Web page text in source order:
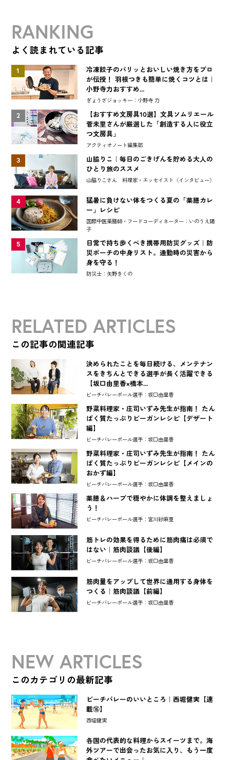
RANKING
よく読まれている記事
1
冷凍餃子のパリッとおいしい焼き方をプロ
が伝授！ 羽根つきも簡単に焼くコツとは｜
小野寺力おすすめ...
ぎょうざジョッキー：小野寺 力
2
【おすすめ文房具10選】文具ソムリエール
菅未里さんが厳選した「創造する人に役立
つ文房具」
アクティオノート編集部
3
山脇りこ｜毎日のごきげんを貯める大人の
ひとり旅のススメ
山脇りこさん 料理家・エッセイスト〈インタビュー〉
4
猛暑に負けない体をつくる夏の「薬膳カレ
ー」レシピ
国際中医薬膳師・フードコーディネーター：いのうえ陽
子
5
日常で持ち歩くべき携帯用防災グッズ｜防
災ポーチの中身リスト。通勤時の災害から
身を守る！
防災士：矢野きくの
RELATED ARTICLES
この記事の関連記事
決められたことを毎日続ける、メンテナン
スをきちんとできる選手が長く活躍できる
【坂口由里香×橋本...
ビーチバレーボール選手：坂口由里香
野菜料理家・庄司いずみ先生が指南！ たん
ぱく質たっぷりビーガンレシピ【デザート
編】
ビーチバレーボール選手：坂口由里香
野菜料理家・庄司いずみ先生が指南！ たん
ぱく質たっぷりビーガンレシピ【メインの
おかず編】
ビーチバレーボール選手：坂口由里香
薬膳＆ハーブで穏やかに体調を整えましょ
う！
ビーチバレーボール選手：宮川紗麻亜
筋トレの効果を得るために筋肉痛は必須で
はない｜筋肉談議【後編】
ビーチバレーボール選手：坂口由里香
筋肉量をアップして世界に通用する身体を
つくる｜筋肉談議【前編】
ビーチバレーボール選手：坂口由里香
NEW ARTICLES
このカテゴリの最新記事
ビーチバレーのいいところ｜西堀健実【連
載⑯】
西堀健実
各国の代表的な料理からスイーツまで。海
外ツアーで出会ったお気に入り、もう一度